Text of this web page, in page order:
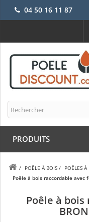
04 50 16 11 87
PRODUITS
/ POÊLE À BOIS / POÊLES À
Poêle à bois raccordable avec
Poêle à